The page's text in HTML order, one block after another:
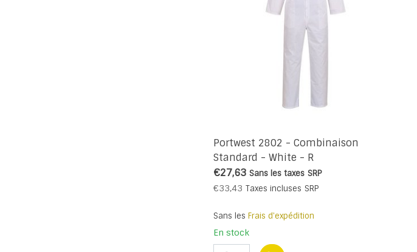
Portwest 2802 - Combinaison
Standard - White - R
€27,63 Sans les taxes SRP
€33,43 Taxes incluses SRP
Sans les Frais d'expédition
En stock